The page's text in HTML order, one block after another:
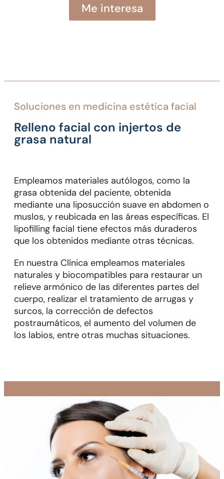
Me interesa
soluciones en medicina estética facial
Relleno facial con injertos de
grasa natural
Empleamos materiales autólogos, como la
grasa obtenida del paciente, obtenida
mediante una liposucción suave en abdomen o
muslos, y reubicada en las áreas específicas. El
lipofilling facial tiene efectos más duraderos
que los obtenidos mediante otras técnicas.
En nuestra Clínica empleamos materiales
naturales y biocompatibles para restaurar un
relieve armónico de las diferentes partes del
cuerpo, realizar el tratamiento de arrugas y
surcos, la corrección de defectos
postraumáticos, el aumento del volumen de
los labios, entre otras muchas situaciones.